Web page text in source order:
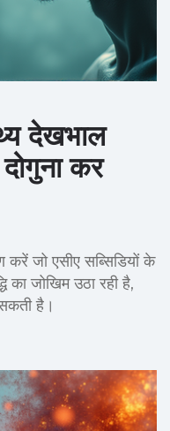
देखभाल
कर
जो एसीए सब्सिडियों के
का जोखिम उठा रही है,
है।